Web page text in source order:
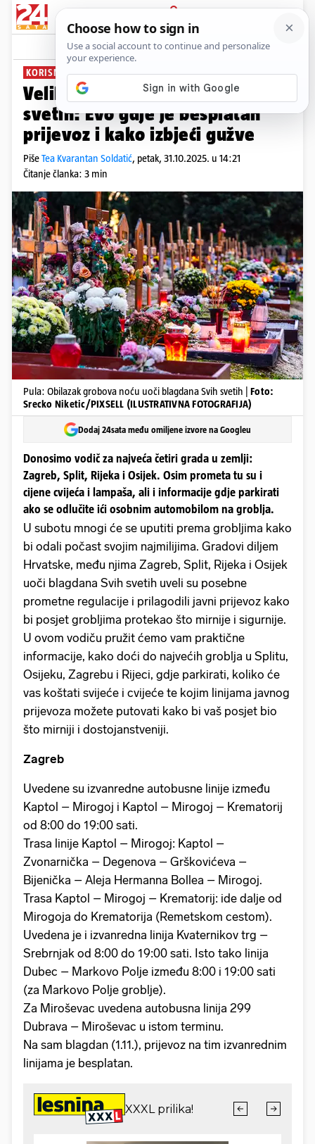
PRIJAVA
News Komentari
KORISNE INFORMACIJE
Veliki vodič za blagdan Svih
svetih: Evo gdje je besplatan
prijevoz i kako izbjeći gužve
PišeTea Kvarantan Soldatić, petak, 31.10.2025. u 14:21
Čitanje članka: 3 min
Pula: Obilazak grobova noću uoči blagdana Svih svetih | Foto:
Srecko Niketic/PIXSELL (ILUSTRATIVNA FOTOGRAFIJA)
Dodaj 24sata među omiljene izvore na Googleu
Donosimo vodič za najveća četiri grada u zemlji:
Zagreb, Split, Rijeka i Osijek. Osim prometa tu su i
cijene cvijeća i lampaša, ali i informacije gdje parkirati
ako se odlučite ići osobnim automobilom na groblja.
U subotu mnogi će se uputiti prema grobljima kako
bi odali počast svojim najmilijima. Gradovi diljem
Hrvatske, među njima Zagreb, Split, Rijeka i Osijek
uoči blagdana Svih svetih uveli su posebne
prometne regulacije i prilagodili javni prijevoz kako
bi posjet grobljima protekao što mirnije i sigurnije.
U ovom vodiču pružit ćemo vam praktične
informacije, kako doći do najvećih groblja u Splitu,
Osijeku, Zagrebu i Rijeci, gdje parkirati, koliko će
vas koštati svijeće i cvijeće te kojim linijama javnog
prijevoza možete putovati kako bi vaš posjet bio
što mirniji i dostojanstveniji.
Zagreb
Uvedene su izvanredne autobusne linije između
Kaptol – Mirogoj i Kaptol – Mirogoj – Krematorij
od 8:00 do 19:00 sati.
Trasa linije Kaptol – Mirogoj: Kaptol –
Zvonarnička – Degenova – Grškovićeva –
Bijenička – Aleja Hermanna Bollea – Mirogoj.
Trasa Kaptol – Mirogoj – Krematorij: ide dalje od
Mirogoja do Krematorija (Remetskom cestom).
Uvedena je i izvanredna linija Kvaternikov trg –
Srebrnjak od 8:00 do 19:00 sati. Isto tako linija
Dubec – Markovo Polje između 8:00 i 19:00 sati
(za Markovo Polje groblje).
Za Miroševac uvedena autobusna linija 299
Dubrava – Miroševac u istom terminu.
Na sam blagdan (1.11.), prijevoz na tim izvanrednim
linijama je besplatan.